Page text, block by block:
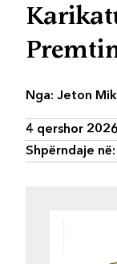
Nga: Jeton
4 qershor
Shpërndaje në: